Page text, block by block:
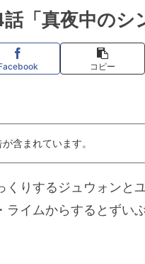
「真夜中のシ
コピー
含まれています。
くりするジュウォンと
イムからするとずい